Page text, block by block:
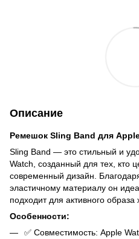
Описание
Ремешок Sling Band для
Sling Band — это стильный и
Watch, созданный для тех, кто
современный дизайн.
эластичному материалу он
подходит для активного образа
Особенности:
✅ Совместимость: Apple